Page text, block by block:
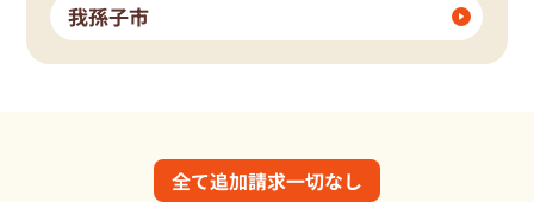
我孫子市
全て追加請求一切なし